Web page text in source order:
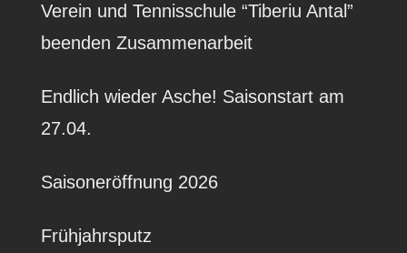
Verein und Tennisschule “Tiberiu Antal”
beenden Zusammenarbeit
Endlich wieder Asche! Saisonstart am
27.04.
Saisoneröffnung 2026
Frühjahrsputz